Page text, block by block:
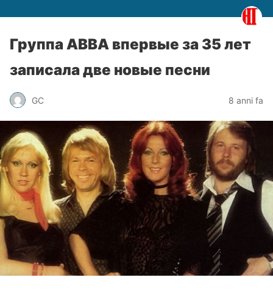
Группа ABBA впервые за 35 лет
записала две новые песни
GC 8 anni fa